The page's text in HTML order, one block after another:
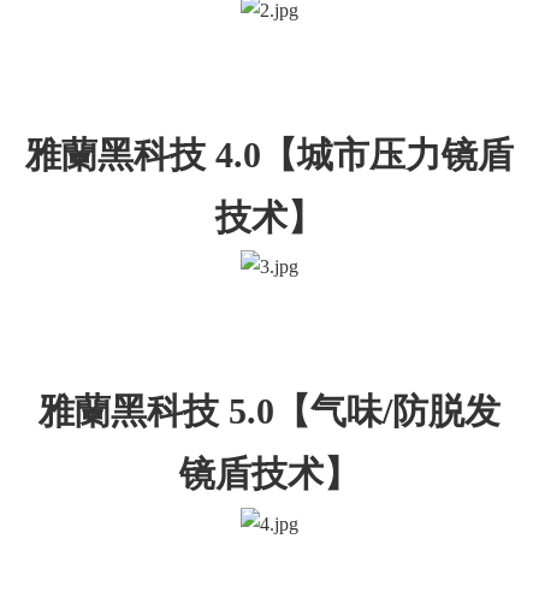
雅蘭黑科技 4.0【城市压力镜盾
技术】
雅蘭黑科技 5.0【气味/防脱发
镜盾技术】